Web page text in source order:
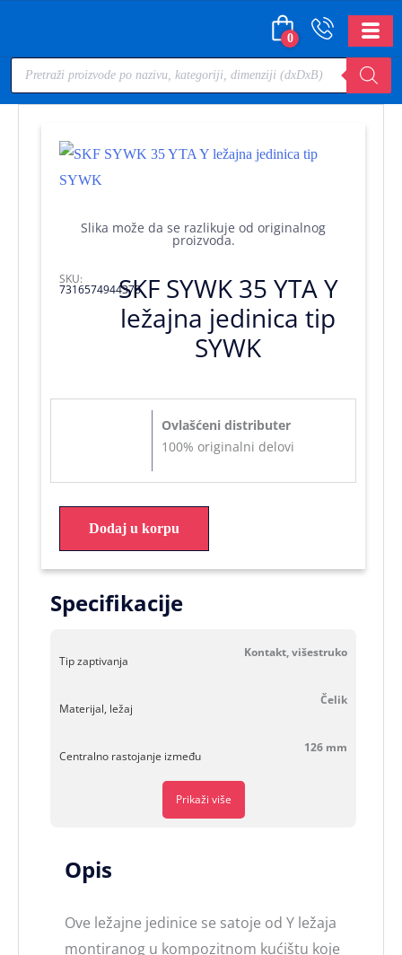
0
Slika može da se razlikuje od originalnog
proizvoda.
SKF SYWK 35 YTA Y
ležajna jedinica tip
SYWK
SKU:
7316574944378
Ovlašćeni distributer
100% originalni delovi
Dodaj u korpu
Specifikacije
Tip zaptivanja
Kontakt, višestruko
Materijal, ležaj
Čelik
Centralno rastojanje između
126 mm
Prikaži više
Opis
Ove ležajne jedinice se satoje od Y ležaja
montiranog u kompozitnom kućištu koje